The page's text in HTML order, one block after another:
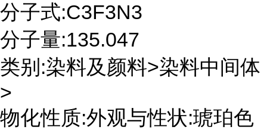
分子式:C3F3N3
分子量:135.047
类别:染料及颜料>染料中间体
>
物化性质:外观与性状:琥珀色